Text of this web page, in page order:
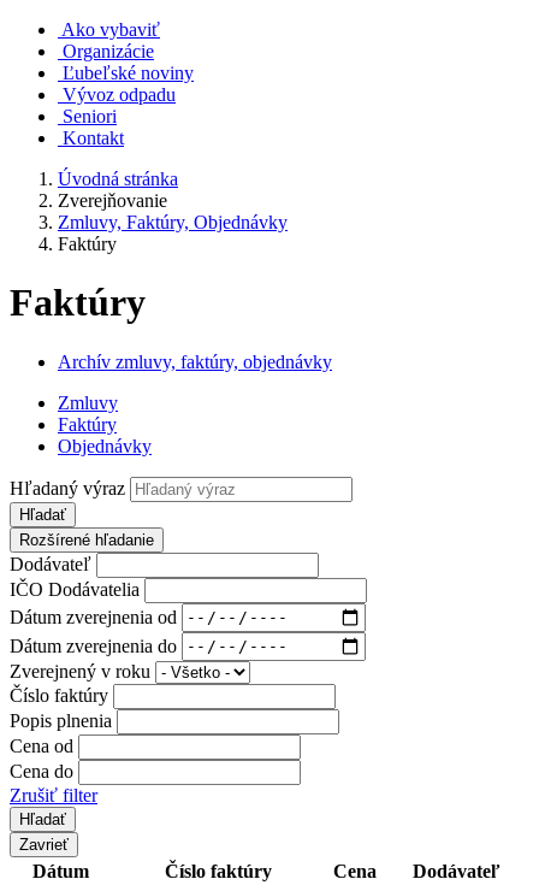
Ako vybaviť
Organizácie
Ľubeľské noviny
Vývoz odpadu
Seniori
Kontakt
Úvodná stránka
Zverejňovanie
Zmluvy, Faktúry, Objednávky
Faktúry
Faktúry
Archív zmluvy, faktúry, objednávky
Zmluvy
Faktúry
Objednávky
Hľadaný výraz
Hľadať
Rozšírené hľadanie
Dodávateľ
IČO Dodávatelia
Dátum zverejnenia od
Dátum zverejnenia do
Zverejnený v roku
Číslo faktúry
Popis plnenia
Cena od
Cena do
Zrušiť filter
Zavrieť
Dátum
Číslo faktúry
Cena
Dodávateľ